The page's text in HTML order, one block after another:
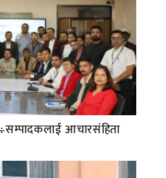
आचारसंहिता